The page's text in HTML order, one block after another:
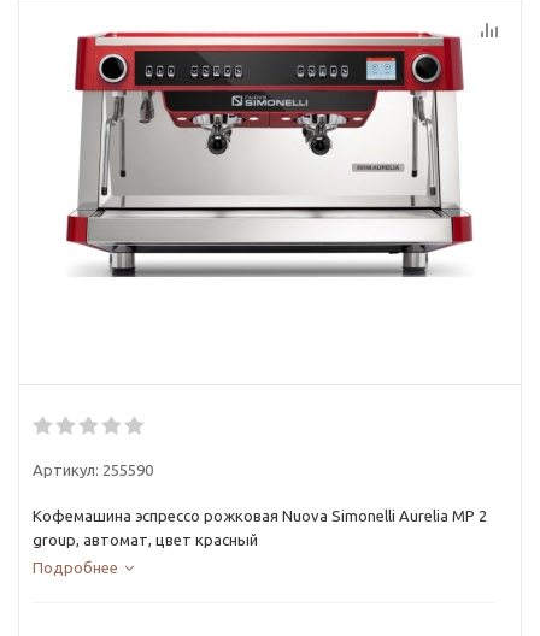
Артикул: 255590
Кофемашина эспрессо рожковая Nuova Simonelli Aurelia MP 2
group, автомат, цвет красный
Подробнее